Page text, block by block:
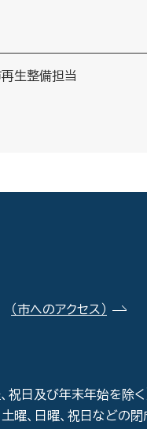
生整備担当
（市へのアクセス）
日及び年末年始を除く
曜、日曜、祝日などの閉